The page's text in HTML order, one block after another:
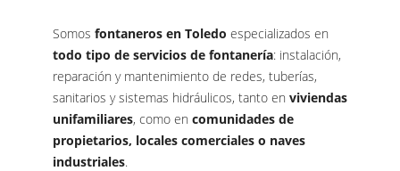
Somos fontaneros en Toledo especializados en
todo tipo de servicios de fontanería: instalación,
reparación y mantenimiento de redes, tuberías,
sanitarios y sistemas hidráulicos, tanto en viviendas
unifamiliares, como en comunidades de
propietarios, locales comerciales o naves
industriales.